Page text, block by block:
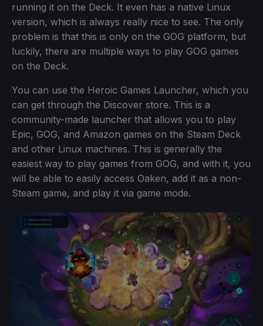
running it on the Deck. It even has a native Linux
version, which is always really nice to see. The only
problem is that this is only on the GOG platform, but
luckily, there are multiple ways to play GOG games
on the Deck.
You can use the Heroic Games Launcher, which you
can get through the Discover store. This is a
community-made launcher that allows you to play
Epic, GOG, and Amazon games on the Steam Deck
and other Linux machines. This is generally the
easiest way to play games from GOG, and with it, you
will be able to easily access Oaken, add it as a non-
Steam game, and play it via game mode.